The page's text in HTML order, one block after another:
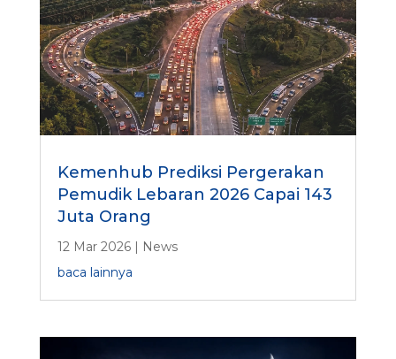
Kemenhub Prediksi Pergerakan
Pemudik Lebaran 2026 Capai 143
Juta Orang
12 Mar 2026| News
baca lainnya